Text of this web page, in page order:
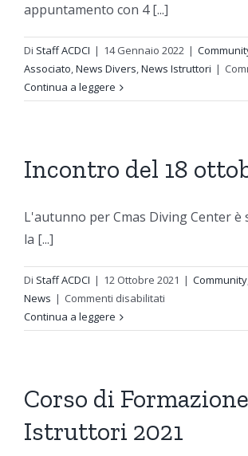
appuntamento con 4 [...]
Di Staff ACDCI | 14 Gennaio 2022 |
Associato,News Divers,News Istruttori |
Continua a leggere
Incontro del 18
L'autunno per Cmas Diving Center è
la [...]
Di Staff ACDCI | 12 Ottobre 2021 | Community
News | Commenti disabilitati
del
Continua a leggere
Corso di Formazione
Istruttori 2021